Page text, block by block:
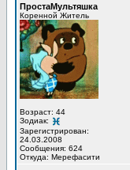
ПростаМультяшка
Коренной Житель
Возраст: 44
Зодиак:
Зарегистрирован:
24.03.2008
Сообщения: 624
Откуда: Мерефасити